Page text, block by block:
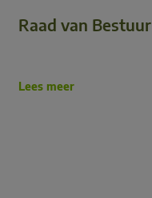
Raad van Bestuur
Lees meer